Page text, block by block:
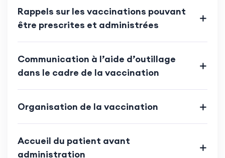
Rappels sur les vaccinations pouvant
être prescrites et administrées
Communication à l’aide d’outillage
dans le cadre de la vaccination
Organisation de la vaccination
Accueil du patient avant
administration